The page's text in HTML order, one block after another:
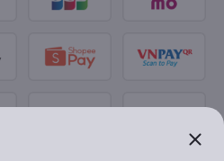
close